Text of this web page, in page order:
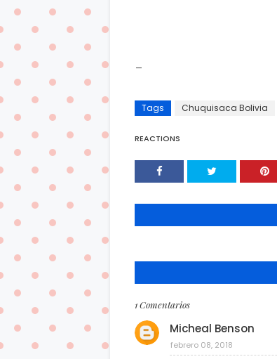
Tags Chuquisaca Bolivia
REACTIONS
1 Comentarios
Micheal Benson
febrero 08, 2018